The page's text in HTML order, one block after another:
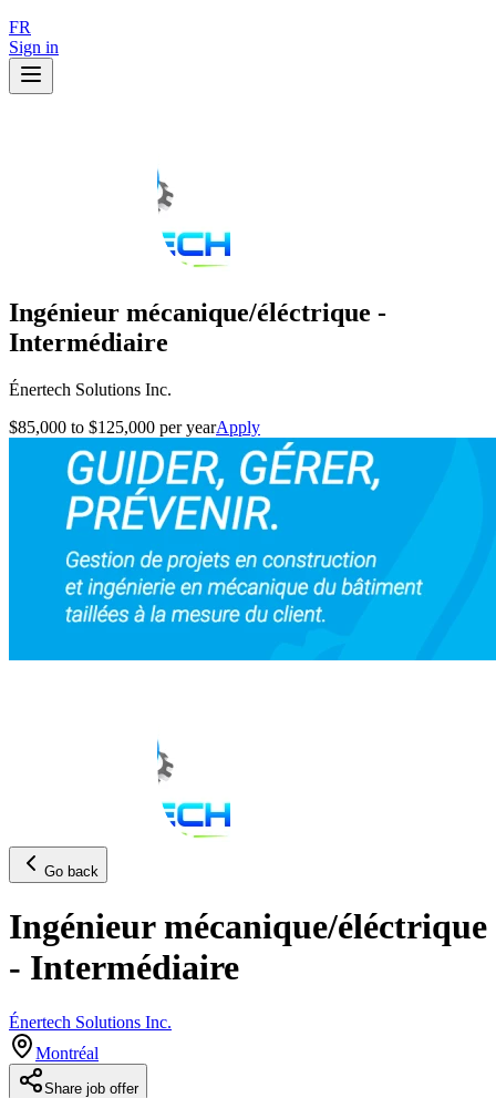
FR
Sign in
Ingénieur mécanique/éléctrique -
Intermédiaire
Énertech Solutions Inc.
$85,000 to $125,000 per yearApply
Go back
Ingénieur mécanique/éléctrique
- Intermédiaire
Énertech Solutions Inc.
Montréal
Share job offer